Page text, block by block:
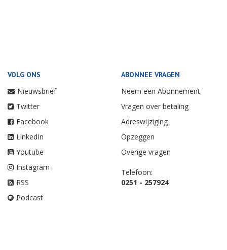
VOLG ONS
Nieuwsbrief
Twitter
Facebook
LinkedIn
Youtube
Instagram
RSS
Podcast
ABONNEE VRAGEN
Neem een Abonnement
Vragen over betaling
Adreswijziging
Opzeggen
Overige vragen
Telefoon:
0251 - 257924